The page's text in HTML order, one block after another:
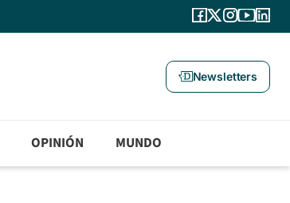
Newsletters
OPINIÓN MUNDO